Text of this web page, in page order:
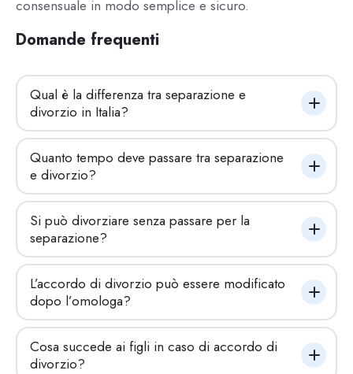
consensuale in modo semplice e sicuro.
Domande frequenti
Qual è la differenza tra separazione e
divorzio in Italia?
Quanto tempo deve passare tra separazione
e divorzio?
Si può divorziare senza passare per la
separazione?
L’accordo di divorzio può essere modificato
dopo l’omologa?
Cosa succede ai figli in caso di accordo di
divorzio?